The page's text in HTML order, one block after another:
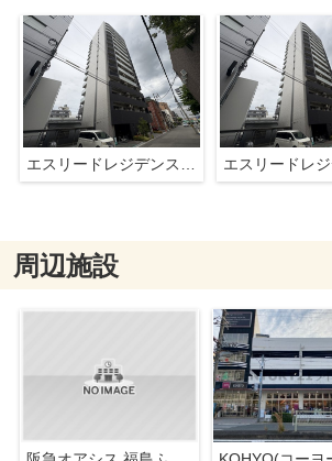
エスリードレジデンス大阪福島フロント
周辺施設